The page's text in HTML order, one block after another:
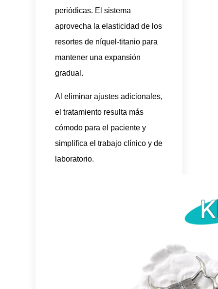
periódicas. El sistema
aprovecha la elasticidad de los
resortes de níquel-titanio para
mantener una expansión
gradual.
Al eliminar ajustes adicionales,
el tratamiento resulta más
cómodo para el paciente y
simplifica el trabajo clínico y de
laboratorio.